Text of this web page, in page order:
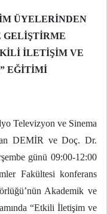
ÜYELERİNDEN
İLETİŞİM VE
EĞİTİMİ
Televizyon ve Sinema
DEMİR ve Doç. Dr.
günü 09:00-12:00
Fakültesi konferans
Akademik ve
“Etkili İletişim ve